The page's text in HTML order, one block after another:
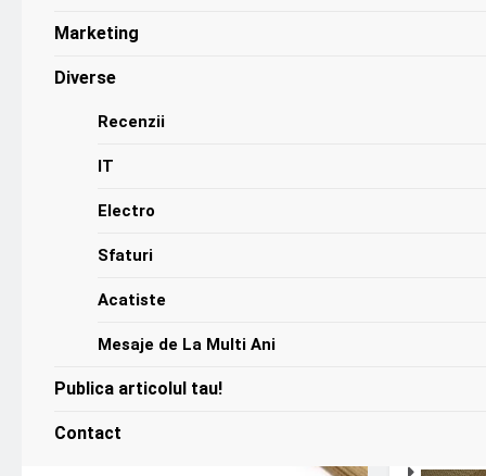
Marketing
Diverse
Recenzii
IT
Electro
Sfaturi
Acatiste
Mesaje de La Multi Ani
Publica articolul tau!
Contact
parte de spor in
casă